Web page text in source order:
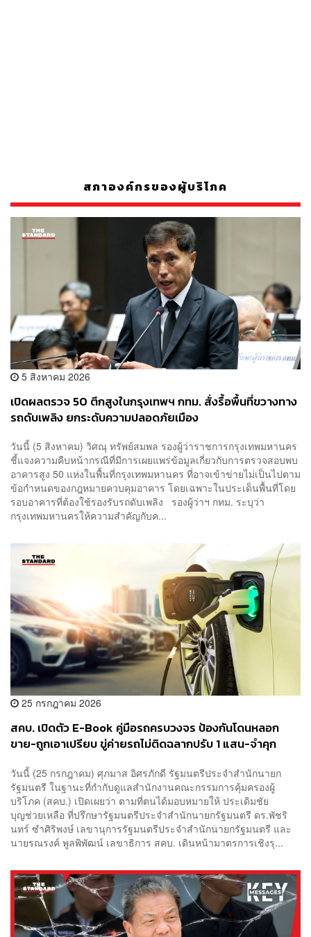
สภาองค์กรของผู้บริโภค
5 สิงหาคม 2026
เปิดผลตรวจ 50 ตึกสูงในกรุงเทพฯ กทม. สั่งรื้อพื้นที่ขวางทาง
รถดับเพลิง ยกระดับความปลอดภัยเมือง
วันนี้ (5 สิงหาคม) วิศณุ ทรัพย์สมพล รองผู้ว่าราชการกรุงเทพมหานคร
ชี้แจงความคืบหน้ากรณีที่มีการเผยแพร่ข้อมูลเกี่ยวกับการตรวจสอบพบ
อาคารสูง 50 แห่งในพื้นที่กรุงเทพมหานคร ที่อาจเข้าข่ายไม่เป็นไปตาม
ข้อกำหนดของกฎหมายควบคุมอาคาร โดยเฉพาะในประเด็นพื้นที่โดย
รอบอาคารที่ต้องใช้รองรับรถดับเพลิง รองผู้ว่าฯ กทม. ระบุว่า
กรุงเทพมหานครให้ความสำคัญกับค...
25 กรกฎาคม 2026
สคบ. เปิดตัว E-Book คู่มือรถครบวงจร ป้องกันโดนหลอก
ขาย-ถูกเอาเปรียบ ขู่ค่ายรถไม่ติดฉลากปรับ 1 แสน-จำคุก
วันนี้ (25 กรกฎาคม) ศุภมาส อิศรภักดี รัฐมนตรีประจำสำนักนายก
รัฐมนตรี ในฐานะที่กำกับดูแลสำนักงานคณะกรรมการคุ้มครองผู้
บริโภค (สคบ.) เปิดเผยว่า ตามที่ตนได้มอบหมายให้ ประเดิมชัย
บุญช่วยเหลือ ที่ปรึกษารัฐมนตรีประจำสำนักนายกรัฐมนตรี ดร.พัชริ
นทร์ ซำศิริพงษ์ เลขานุการรัฐมนตรีประจำสำนักนายกรัฐมนตรี และ
นายรณรงค์ พูลพิพัฒน์ เลขาธิการ สคบ. เดินหน้ามาตรการเชิงรุ...